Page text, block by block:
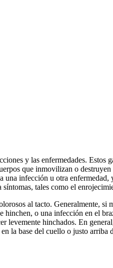
y las enfermedades. Estos
que inmovilizan o
infección u otra
tales como el
al tacto. Generalmente, si
o una infección en el
levemente hinchados. En
la base del cuello o justo